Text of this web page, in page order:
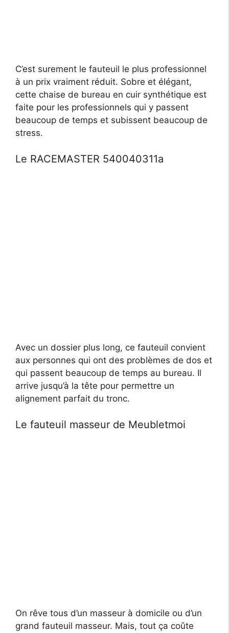
C’est surement le fauteuil le plus professionnel
à un prix vraiment réduit. Sobre et élégant,
cette chaise de bureau en cuir synthétique est
faite pour les professionnels qui y passent
beaucoup de temps et subissent beaucoup de
stress.
Le RACEMASTER 540040311a
Avec un dossier plus long, ce fauteuil convient
aux personnes qui ont des problèmes de dos et
qui passent beaucoup de temps au bureau. Il
arrive jusqu’à la tête pour permettre un
alignement parfait du tronc.
Le fauteuil masseur de Meubletmoi
On rêve tous d’un masseur à domicile ou d’un
grand fauteuil masseur. Mais, tout ça coûte